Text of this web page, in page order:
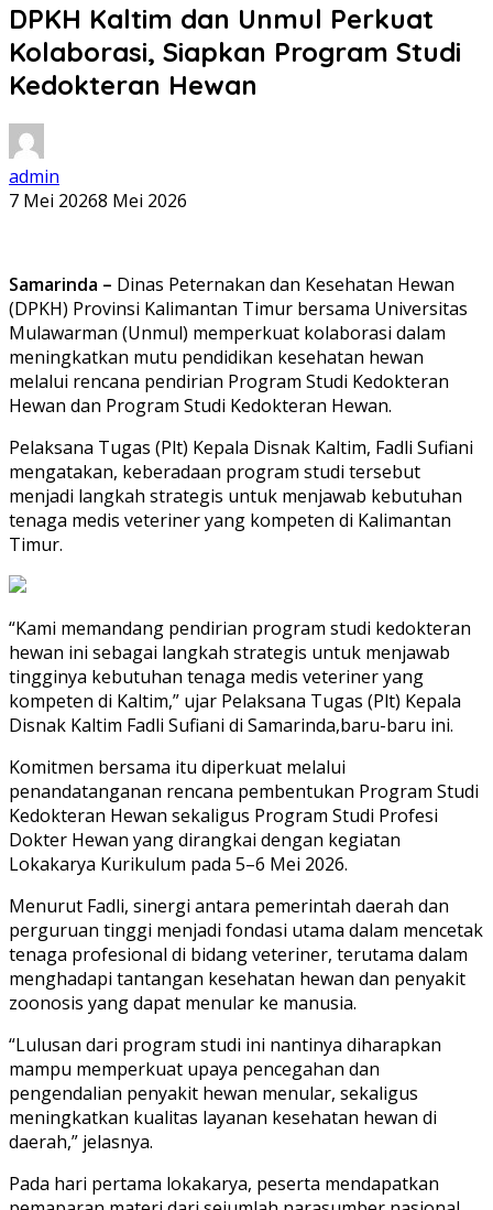
DPKH Kaltim dan Unmul Perkuat
Kolaborasi, Siapkan Program Studi
Kedokteran Hewan
admin
7 Mei 20268 Mei 2026
Samarinda – Dinas Peternakan dan Kesehatan Hewan
(DPKH) Provinsi Kalimantan Timur bersama Universitas
Mulawarman (Unmul) memperkuat kolaborasi dalam
meningkatkan mutu pendidikan kesehatan hewan
melalui rencana pendirian Program Studi Kedokteran
Hewan dan Program Studi Kedokteran Hewan.
Pelaksana Tugas (Plt) Kepala Disnak Kaltim, Fadli Sufiani
mengatakan, keberadaan program studi tersebut
menjadi langkah strategis untuk menjawab kebutuhan
tenaga medis veteriner yang kompeten di Kalimantan
Timur.
“Kami memandang pendirian program studi kedokteran
hewan ini sebagai langkah strategis untuk menjawab
tingginya kebutuhan tenaga medis veteriner yang
kompeten di Kaltim,” ujar Pelaksana Tugas (Plt) Kepala
Disnak Kaltim Fadli Sufiani di Samarinda,baru-baru ini.
Komitmen bersama itu diperkuat melalui
penandatanganan rencana pembentukan Program Studi
Kedokteran Hewan sekaligus Program Studi Profesi
Dokter Hewan yang dirangkai dengan kegiatan
Lokakarya Kurikulum pada 5–6 Mei 2026.
Menurut Fadli, sinergi antara pemerintah daerah dan
perguruan tinggi menjadi fondasi utama dalam mencetak
tenaga profesional di bidang veteriner, terutama dalam
menghadapi tantangan kesehatan hewan dan penyakit
zoonosis yang dapat menular ke manusia.
“Lulusan dari program studi ini nantinya diharapkan
mampu memperkuat upaya pencegahan dan
pengendalian penyakit hewan menular, sekaligus
meningkatkan kualitas layanan kesehatan hewan di
daerah,” jelasnya.
Pada hari pertama lokakarya, peserta mendapatkan